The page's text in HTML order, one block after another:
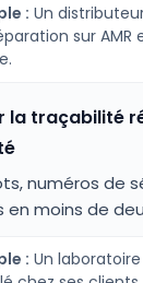
: Un
sur
la traçabilité
numéros de
en moins de
: Un